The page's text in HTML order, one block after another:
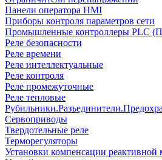
Панели оператора HMI
Приборы контроля параметров сети
Промышленные контроллеры PLC
Реле безопасности
Реле времени
Реле интеллектуальные
Реле контроля
Реле промежуточные
Реле тепловые
Сервоприводы
Твердотельные реле
Терморегуляторы
Установки компенсации